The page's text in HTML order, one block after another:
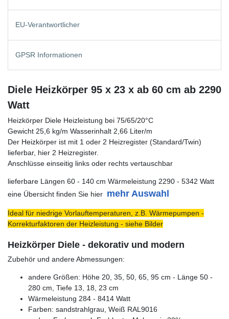
EU-Verantwortlicher
GPSR Informationen
Diele Heizkörper 95 x 23 x ab 60 cm ab 2290
Watt
Heizkörper Diele Heizleistung bei 75/65/20°C
Gewicht 25,6 kg/m Wasserinhalt 2,66 Liter/m
Der Heizkörper ist mit 1 oder 2 Heizregister (Standard/Twin)
lieferbar, hier 2 Heizregister.
Anschlüsse einseitig links oder rechts vertauschbar
lieferbare Längen 60 - 140 cm Wärmeleistung 2290 - 5342 Watt
eine Übersicht finden Sie hier mehr Auswahl
Ideal für niedrige Vorlauftemperaturen, z.B. Wärmepumpen -
Korrekturfaktoren der Heizleistung - siehe Bilder
Heizkörper Diele - dekorativ und modern
Zubehör und andere Abmessungen:
andere Größen: Höhe 20, 35, 50, 65, 95 cm - Länge 50 -
280 cm, Tiefe 13, 18, 23 cm
Wärmeleistung 284 - 8414 Watt
Farben: sandstrahlgrau, Weiß RAL9016